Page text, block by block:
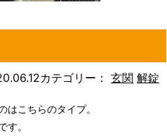
カテゴリー： 玄関 解錠
はこちらのタイプ。
す。